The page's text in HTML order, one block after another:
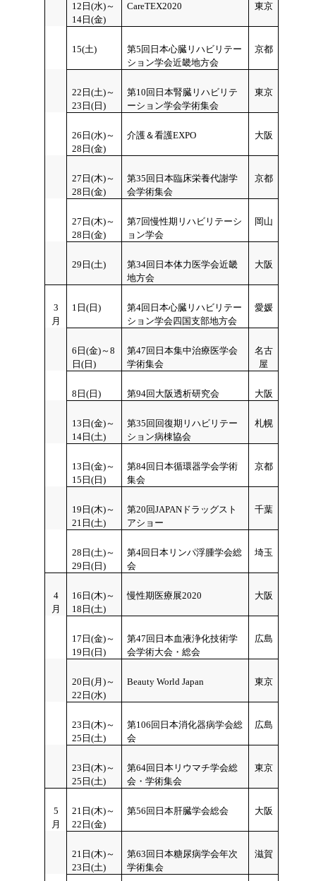
12 日(水)～
14日(金)
CareTEX2020 東京
15(土)
第5回日本心臓リハビリテー
ション学会近畿地方会
京都
22 日(土)～
23日(日)
第10回日本腎臓リハビリテ
ーション学会学術集会
東京
26 日(水)～
28日(金)
介護＆看護EXPO 大阪
27日(木)～
28日(金)
第35回日本臨床栄養代謝学
会学術集会
京都
27日(木)～
28日(金)
第7回慢性期リハビリテーシ
ョン学会
岡山
29 日(土)
第34回日本体力医学会近畿
地方会
大阪
3
月
1日(日)
第4回日本心臓リハビリテー
ション学会四国支部地方会
愛媛
6日(金)～8
日(日)
第47回日本集中治療医学会
学術集会
名古
屋
8日(日) 第94回大阪透析研究会 大阪
13 日(金)～
14日(土)
第35回回復期リハビリテー
ション病棟協会
札幌
13日(金)～
15 日(日)
第84回日本循環器学会学術
集会
京都
19日(木)～
21日(土)
第20回JAPANドラッグスト
アショー
千葉
28日(土)～
29 日(日)
第4回日本リンパ浮腫学会総
会
埼玉
4
月
16 日(木)～
18日(土)
慢性期医療展2020 大阪
17 日(金)～
19日(日)
第47回日本血液浄化技術学
会学術大会・総会
広島
20 日(月)～
22日(水)
Beauty World Japan 東京
23日(木)～
25日 (土)
第106回日本消化器病学会総
会
広島
23日(木)～
25日(土)
第64回日本リウマチ学会総
会・学術集会
東京
5
月
21 日(木)～
22日(金)
第56回日本肝臓学会総会 大阪
21 日(木)～
23日(土)
第63回日本糖尿病学会年次
学術集会
滋賀